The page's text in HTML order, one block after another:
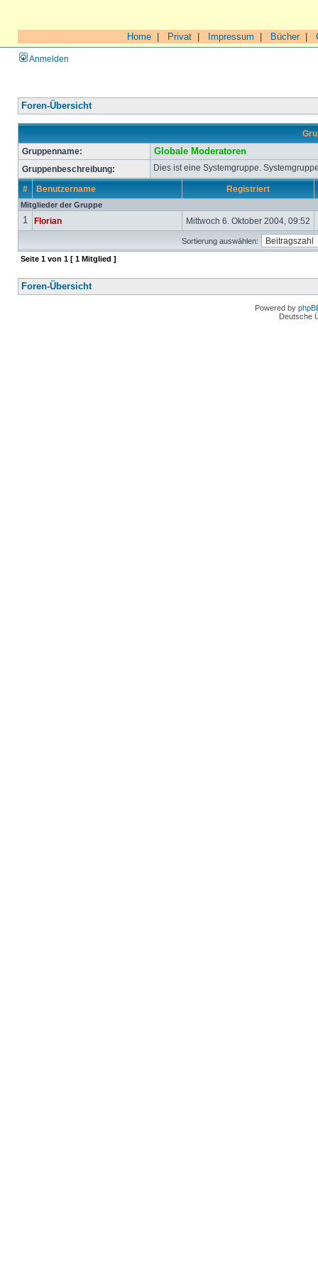
Home Privat Impressum Bücher|
Anmelden
Foren-Übersicht
Gruppenname:
Globale Moderatoren
Gruppenbeschreibung: Dies ist eine Systemgruppe.
# Benutzername Registriert
Mitglieder der Gruppe
1 Florian Mittwoch 6. Oktober 2004, 09:52
Sortierung auswählen:
Seite 1 von 1 [ 1 Mitglied ]
Foren-Übersicht
Powered by
Deutsche